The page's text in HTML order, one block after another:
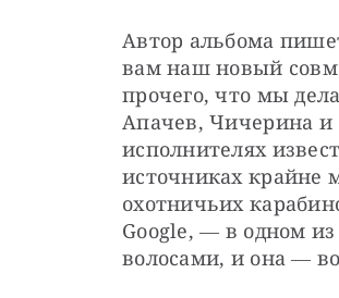
Автор альбома
вам наш новый
прочего, что мы
Апачев, Чичерина и
исполнителях
источниках крайне
охотничьих
Google, ― в одном
волосами, и она ―